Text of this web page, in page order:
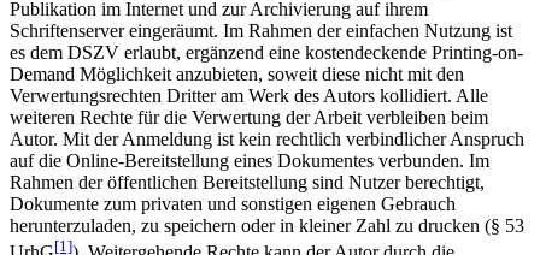
Publikation im Internet und zur Archivierung auf ihrem
Schriftenserver eingeräumt. Im Rahmen der einfachen Nutzung ist
es dem DSZV erlaubt, ergänzend eine kostendeckende Printing-on-
Demand Möglichkeit anzubieten, soweit diese nicht mit den
Verwertungsrechten Dritter am Werk des Autors kollidiert. Alle
weiteren Rechte für die Verwertung der Arbeit verbleiben beim
Autor. Mit der Anmeldung ist kein rechtlich verbindlicher Anspruch
auf die Online-Bereitstellung eines Dokumentes verbunden. Im
Rahmen der öffentlichen Bereitstellung sind Nutzer berechtigt,
Dokumente zum privaten und sonstigen eigenen Gebrauch
herunterzuladen, zu speichern oder in kleiner Zahl zu drucken (§ 53
[1]